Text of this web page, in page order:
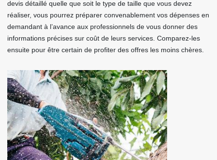
devis détaillé quelle que soit le type de taille que vous devez
réaliser, vous pourrez préparer convenablement vos dépenses en
demandant à l’avance aux professionnels de vous donner des
informations précises sur coût de leurs services. Comparez-les
ensuite pour être certain de profiter des offres les moins chères.